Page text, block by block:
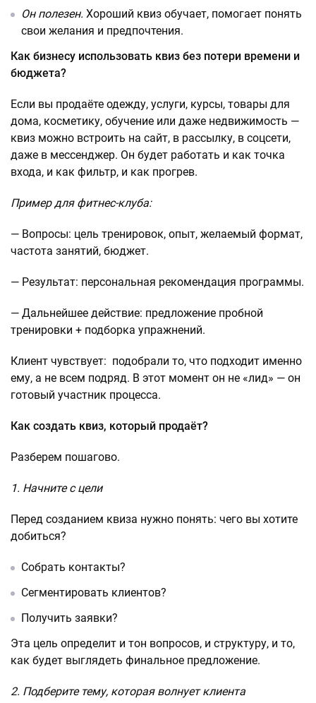
Он полезен. Хороший квиз обучает, помогает понять
свои желания и предпочтения.
Как бизнесу использовать квиз без потери времени и
бюджета?
Если вы продаёте одежду, услуги, курсы, товары для
дома, косметику, обучение или даже недвижимость —
квиз можно встроить на сайт, в рассылку, в соцсети,
даже в мессенджер. Он будет работать и как точка
входа, и как фильтр, и как прогрев.
Пример для фитнес-клуба:
— Вопросы: цель тренировок, опыт, желаемый формат,
частота занятий, бюджет.
— Результат: персональная рекомендация программы.
— Дальнейшее действие: предложение пробной
тренировки + подборка упражнений.
Клиент чувствует: подобрали то, что подходит именно
ему, а не всем подряд. В этот момент он не «лид» — он
готовый участник процесса.
Как создать квиз, который продаёт?
Разберем пошагово.
1. Начните с цели
Перед созданием квиза нужно понять: чего вы хотите
добиться?
Собрать контакты?
Сегментировать клиентов?
Получить заявки?
Эта цель определит и тон вопросов, и структуру, и то,
как будет выглядеть финальное предложение.
2. Подберите тему, которая волнует клиента